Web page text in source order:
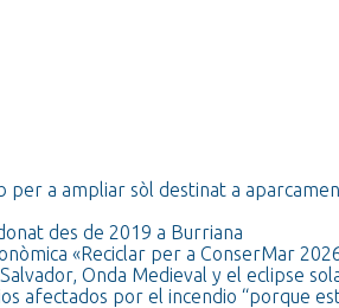
a ampliar sòl destinat a
des de 2019 a Burriana
«Reciclar per a ConserMar
Onda Medieval y el eclipse
afectados por el incendio “porque